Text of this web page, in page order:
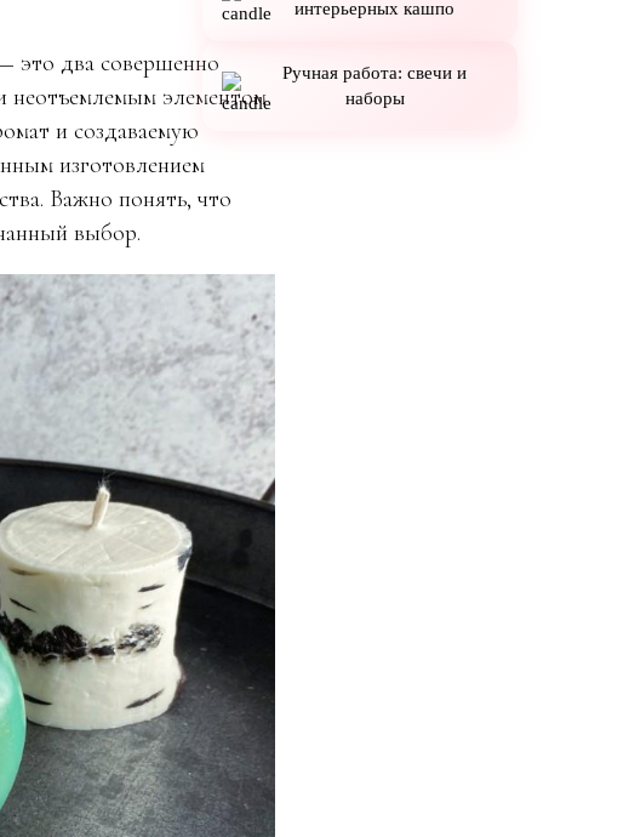
это два совершенно
неотъемлемым элементом
и создаваемую
изготовлением
Важно понять, что
выбор.
интерьерных кашпо
Ручная работа: свечи и
наборы